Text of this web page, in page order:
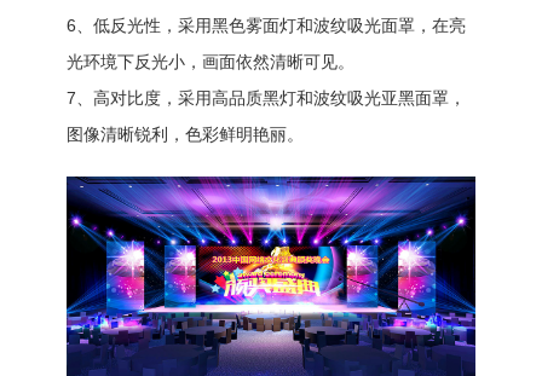
6、低反光性，采用黑色雾面灯和波纹吸光面罩，在亮
光环境下反光小，画面依然清晰可见。
7、高对比度，采用高品质黑灯和波纹吸光亚黑面罩，
图像清晰锐利，色彩鲜明艳丽。